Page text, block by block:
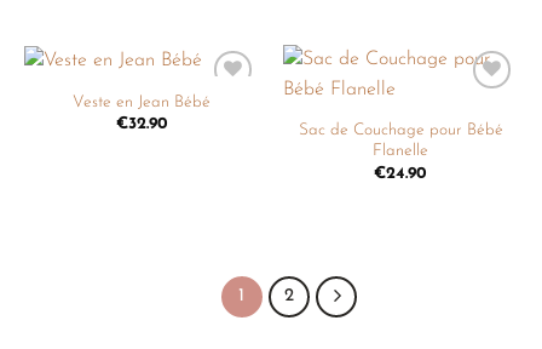
Ajouter
Veste en Jean Bébé
€32.90
à la
Sac de Couchage pour Bébé
Flanelle
€24.90
1 2